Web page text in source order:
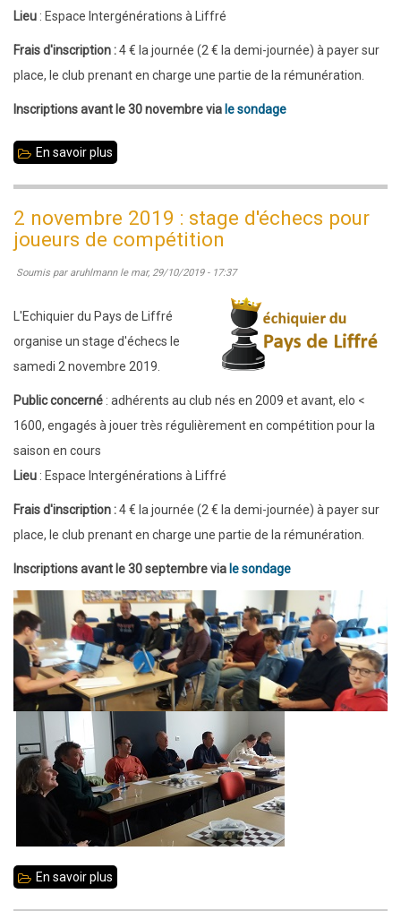
Lieu : Espace Intergénérations à Liffré
Frais d'inscription :4 € la journée (2 € la demi-journée) à payer sur
place, le club prenant en charge une partie de la rémunération.
Inscriptions avant le 30 novembre via le sondage
En savoir plus
2019
stage
compétition
2 novembre 2019 : stage d'échecs pour
joueurs de compétition
Soumis par aruhlmannle mar, 29/10/2019 - 17:37
L'Echiquier du Pays de Liffré
organise un stage d'échecs le
samedi 2 novembre 2019.
Public concerné : adhérents au club nés en 2009 et avant, elo <
1600, engagés à jouer très régulièrement en compétition pour la
saison en cours
Lieu : Espace Intergénérations à Liffré
Frais d'inscription :4 € la journée (2 € la demi-journée) à payer sur
place, le club prenant en charge une partie de la rémunération.
Inscriptions avant le 30 septembre via le sondage
En savoir plus